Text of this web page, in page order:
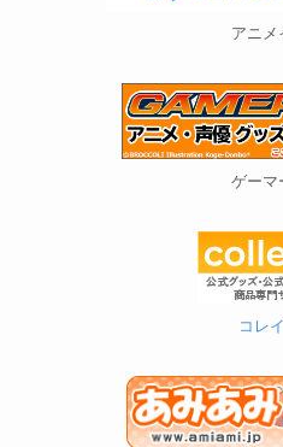
アニメ
ゲーマ
コレ